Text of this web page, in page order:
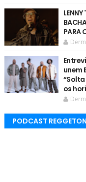
LENNY
PARA
unem
os
PODCAST